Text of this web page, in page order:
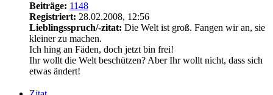
Beiträge: 1148
Registriert: 28.02.2008, 12:56
Lieblingsspruch/-zitat: Die Welt ist groß. Fangen wir an, sie
kleiner zu machen.
Ich hing an Fäden, doch jetzt bin frei!
Ihr wollt die Welt beschützen? Aber Ihr wollt nicht, dass sich
etwas ändert!